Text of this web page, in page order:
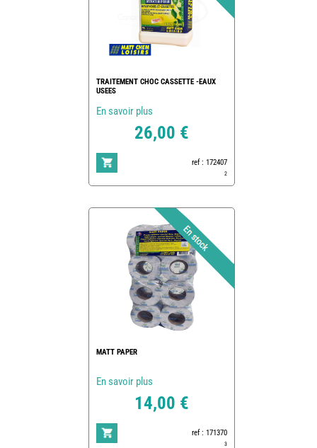
TRAITEMENT CHOC CASSETTE -EAUX
USEES
En savoir plus
26,00 €
ref : 172407
2
MATT PAPER
En savoir plus
14,00 €
ref : 171370
3